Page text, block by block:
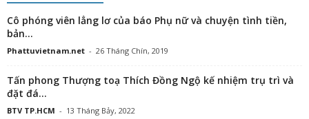
Cô phóng viên lẳng lơ của báo Phụ nữ và chuyện tình tiền,
bản...
Phattuvietnam.net - 26 Tháng Chín, 2019
Tấn phong Thượng toạ Thích Đồng Ngộ kế nhiệm trụ trì và
đặt đá...
BTV TP.HCM - 13 Tháng Bảy, 2022